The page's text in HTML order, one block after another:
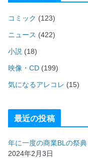
コミック (123)
ニュース (422)
小説 (18)
映像・CD (199)
気になるアレコレ (15)
最近の投稿
年に一度の商業BLの祭
2024年2月3日